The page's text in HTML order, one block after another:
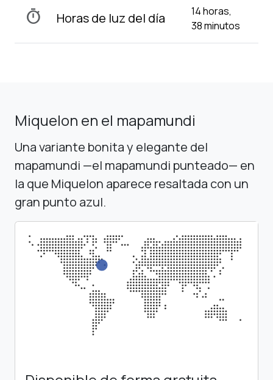
timer Horas de luz del día
14 horas,
38 minutos
Miquelon en el mapamundi
Una variante bonita y elegante del
mapamundi —el mapamundi punteado— en
la que Miquelon aparece resaltada con un
gran punto azul.